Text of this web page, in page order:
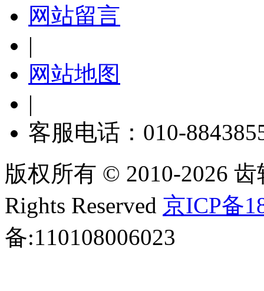
网站留言
|
网站地图
|
客服电话：010-
版权所有 © 2010-2026
Rights Reserved 京ICP备
备:110108006023